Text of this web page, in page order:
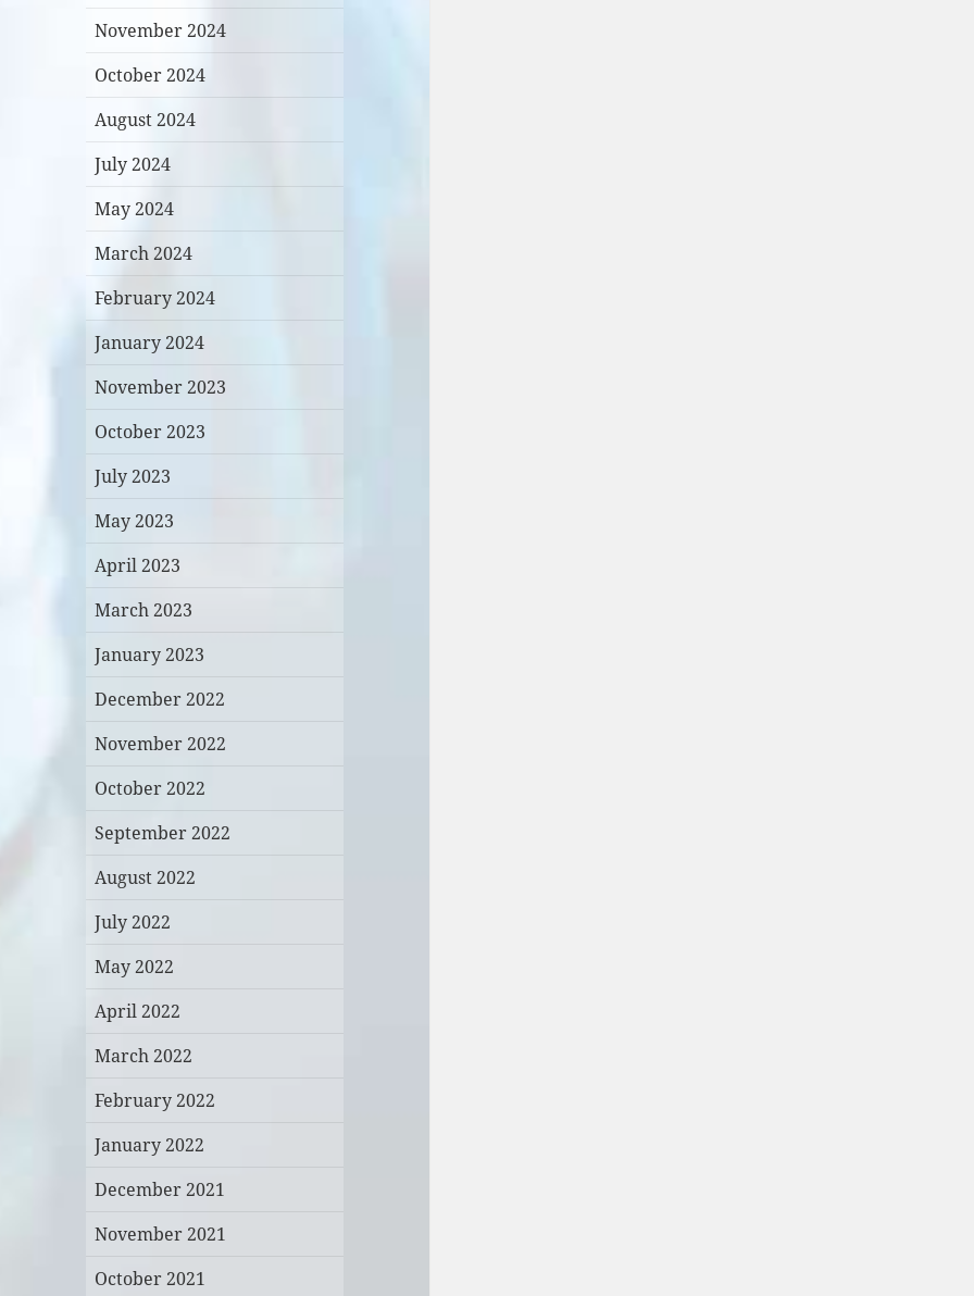
November 2024
October 2024
August 2024
July 2024
May 2024
March 2024
February 2024
January 2024
November 2023
October 2023
July 2023
May 2023
April 2023
March 2023
January 2023
December 2022
November 2022
October 2022
September 2022
August 2022
July 2022
May 2022
April 2022
March 2022
February 2022
January 2022
December 2021
November 2021
October 2021